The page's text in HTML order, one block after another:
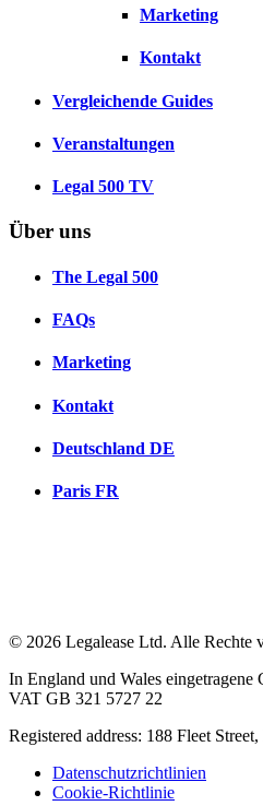
Marketing
Kontakt
Vergleichende Guides
Veranstaltungen
Legal 500 TV
Über uns
The Legal 500
FAQs
Marketing
Kontakt
Deutschland DE
Paris FR
© 2026 Legalease Ltd. Alle Rechte
In England und Wales eingetragene
VAT GB 321 5727 22
Registered address: 188 Fleet
Datenschutzrichtlinien
Cookie-Richtlinie